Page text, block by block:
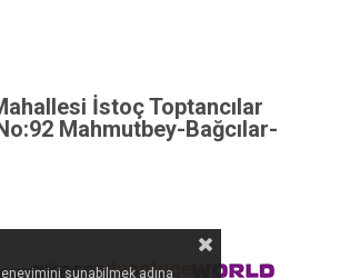
İstoç Toptancılar
Mahmutbey-Bağcılar-
sunabilmek adına